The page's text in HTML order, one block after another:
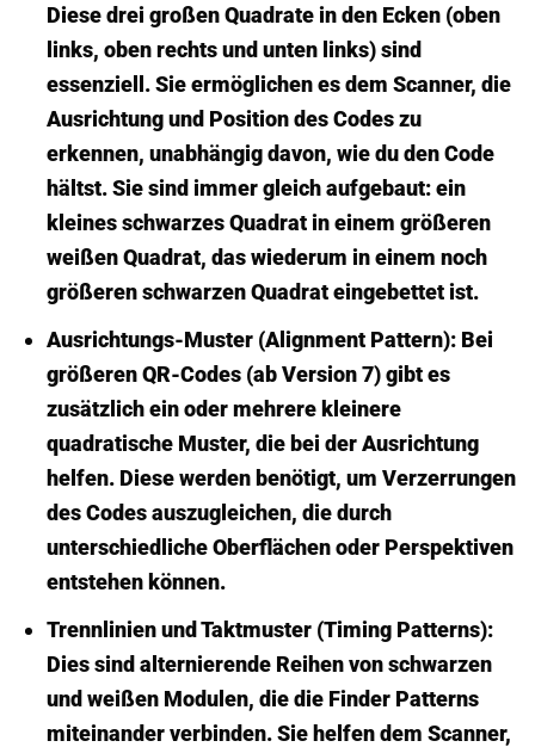
Diese drei großen Quadrate in den Ecken (oben
links, oben rechts und unten links) sind
essenziell. Sie ermöglichen es dem Scanner, die
Ausrichtung und Position des Codes zu
erkennen, unabhängig davon, wie du den Code
hältst. Sie sind immer gleich aufgebaut: ein
kleines schwarzes Quadrat in einem größeren
weißen Quadrat, das wiederum in einem noch
größeren schwarzen Quadrat eingebettet ist.
Ausrichtungs-Muster (Alignment Pattern):Bei
größeren QR-Codes (ab Version 7) gibt es
zusätzlich ein oder mehrere kleinere
quadratische Muster, die bei der Ausrichtung
helfen. Diese werden benötigt, um Verzerrungen
des Codes auszugleichen, die durch
unterschiedliche Oberflächen oder Perspektiven
entstehen können.
Trennlinien und Taktmuster (Timing Patterns):
Dies sind alternierende Reihen von schwarzen
und weißen Modulen, die die Finder Patterns
miteinander verbinden. Sie helfen dem Scanner,